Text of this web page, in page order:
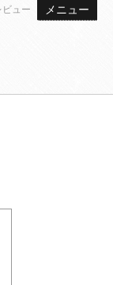
メニュー
ュー